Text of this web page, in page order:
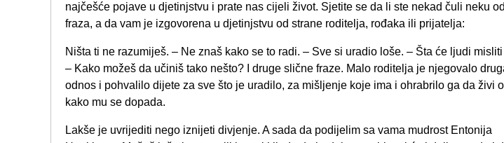
najčešće pojave u djetinjstvu i prate nas cijeli život. Sjetite se da li ste nekad čuli neku
fraza, a da vam je izgovorena u djetinjstvu od strane roditelja, rođaka ili prijatelja:
Ništa ti ne razumiješ. – Ne znaš kako se to radi. – Sve si uradio loše. – Šta će ljudi
– Kako možeš da učiniš tako nešto? I druge slične fraze. Malo roditelja je njegovalo
odnos i pohvalilo dijete za sve što je uradilo, za mišljenje koje ima i ohrabrilo ga da živi
kako mu se dopada.
Lakše je uvrijediti nego iznijeti divjenje. A sada da podijelim sa vama mudrost Entonija